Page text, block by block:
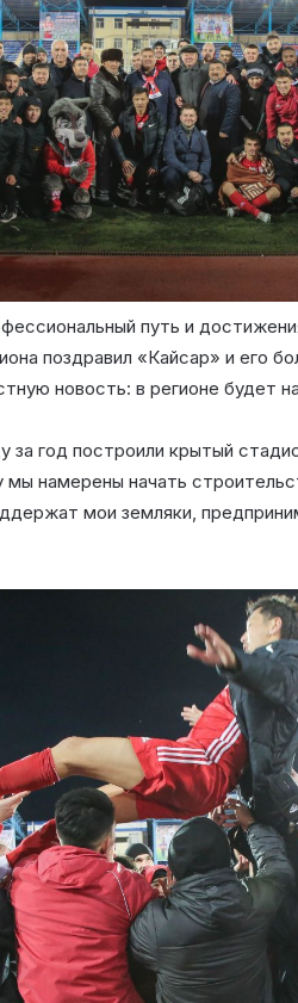
путь и
поздравил «Кайсар» и его
новость: в регионе будет
год построили крытый
намерены начать
мои земляки,